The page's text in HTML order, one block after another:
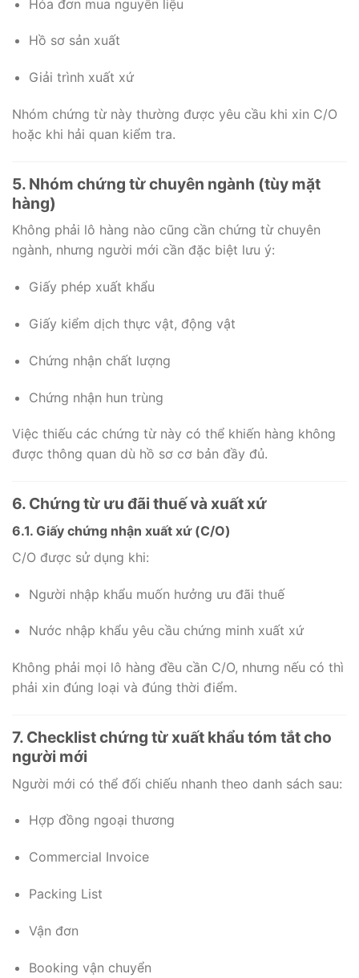
Hóa đơn mua nguyên liệu
Hồ sơ sản xuất
Giải trình xuất xứ
Nhóm chứng từ này thường được yêu cầu khi xin C/O
hoặc khi hải quan kiểm tra.
5. Nhóm chứng từ chuyên ngành (tùy mặt
hàng)
Không phải lô hàng nào cũng cần chứng từ chuyên
ngành, nhưng người mới cần đặc biệt lưu ý:
Giấy phép xuất khẩu
Giấy kiểm dịch thực vật, động vật
Chứng nhận chất lượng
Chứng nhận hun trùng
Việc thiếu các chứng từ này có thể khiến hàng không
được thông quan dù hồ sơ cơ bản đầy đủ.
6. Chứng từ ưu đãi thuế và xuất xứ
6.1. Giấy chứng nhận xuất xứ (C/O)
C/O được sử dụng khi:
Người nhập khẩu muốn hưởng ưu đãi thuế
Nước nhập khẩu yêu cầu chứng minh xuất xứ
Không phải mọi lô hàng đều cần C/O, nhưng nếu có thì
phải xin đúng loại và đúng thời điểm.
7. Checklist chứng từ xuất khẩu tóm tắt cho
người mới
Người mới có thể đối chiếu nhanh theo danh sách sau:
Hợp đồng ngoại thương
Commercial Invoice
Packing List
Vận đơn
Booking vận chuyển